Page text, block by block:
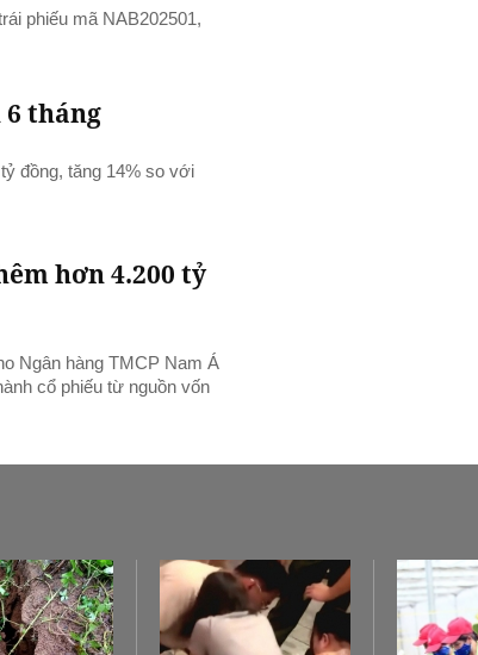
phiếu mã NAB202501,
tháng
đồng, tăng 14% so với
hơn 4.200 tỷ
Ngân hàng TMCP Nam Á
cổ phiếu từ nguồn vốn